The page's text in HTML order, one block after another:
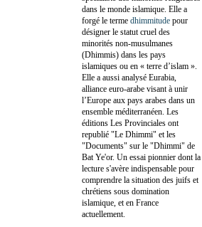
dans le monde islamique. Elle a
forgé le terme dhimmitude pour
désigner le statut cruel des
minorités non-musulmanes
(Dhimmis) dans les pays
islamiques ou en « terre d’islam ».
Elle a aussi analysé Eurabia,
alliance euro-arabe visant à unir
l’Europe aux pays arabes dans un
ensemble méditerranéen. Les
éditions Les Provinciales ont
republié "Le Dhimmi" et les
"Documents" sur le "Dhimmi" de
Bat Ye'or. Un essai pionnier dont la
lecture s'avère indispensable pour
comprendre la situation des juifs et
chrétiens sous domination
islamique, et en France
actuellement.